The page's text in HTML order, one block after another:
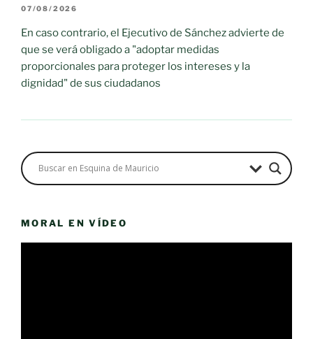
07/08/2026
En caso contrario, el Ejecutivo de Sánchez advierte de
que se verá obligado a "adoptar medidas
proporcionales para proteger los intereses y la
dignidad" de sus ciudadanos
MORAL EN VÍDEO